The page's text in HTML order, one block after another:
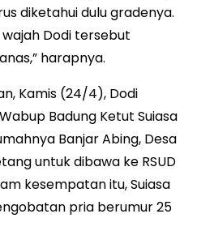
diketahui dulu gradenya.
Dodi tersebut
harapnya.
Kamis (24/4), Dodi
Badung Ketut Suiasa
Banjar Abing, Desa
untuk dibawa ke RSUD
kesempatan itu, Suiasa
pria berumur 25